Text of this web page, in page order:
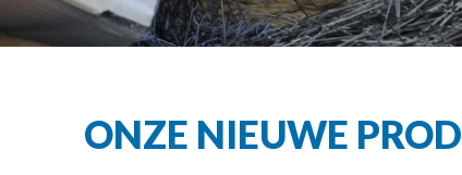
ONZE NIEUWE